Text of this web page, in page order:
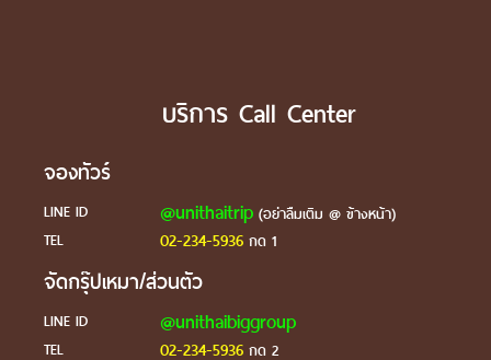
บริการ Call Center
จองทัวร์
LINE ID @unithaitrip(อย่าลืมเติม @ ข้างหน้า)
TEL
02-234-5936กด 1
จัดกรุ๊ปเหมา/ส่วนตัว
LINE ID @unithaibiggroup
TEL 02-234-5936กด 2